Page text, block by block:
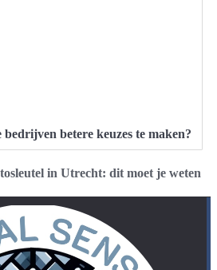
betere keuzes te maken?
in Utrecht: dit moet je weten